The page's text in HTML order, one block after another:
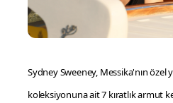
Sydney Sweeney, Messika'nın özel
koleksiyonuna ait 7 kıratlık armut